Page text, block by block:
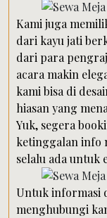
Kami juga
dari kayu jati
dari para
acara makin
kami bisa di
hiasan yang
Yuk, segera
ketinggalan info
selalu ada untuk
Untuk informasi
menghubungi